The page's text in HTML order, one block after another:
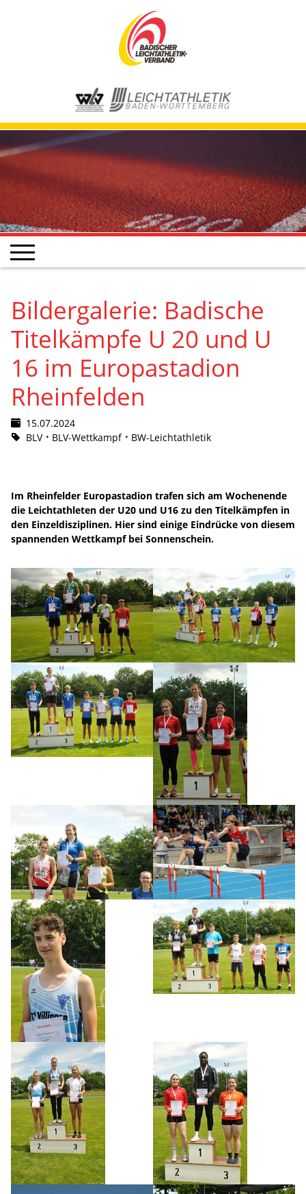
Bildergalerie: Badische
Titelkämpfe U 20 und U
16 im Europastadion
Rheinfelden
15.07.2024
BLV
BLV-Wettkampf BW-Leichtathletik
Im Rheinfelder Europastadion trafen sich am Wochenende
die Leichtathleten der U20 und U16 zu den Titelkämpfen in
den Einzeldisziplinen. Hier sind einige Eindrücke von diesem
spannenden Wettkampf bei Sonnenschein.